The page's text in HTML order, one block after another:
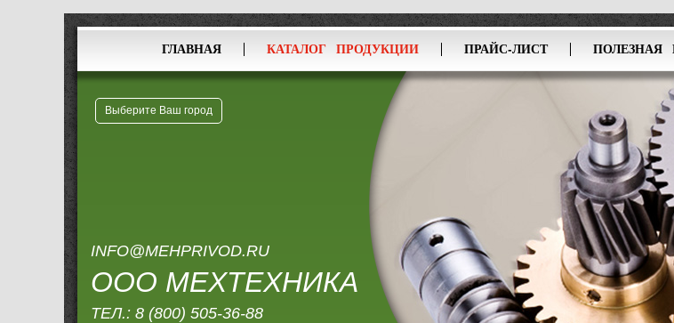
ГЛАВНАЯ КАТАЛОГ ПРОДУКЦИИ ПРАЙС-ЛИСТ ПОЛЕЗНАЯ
Выберите Ваш город
INFO@MEHPRIVOD.RU
ООО МЕХТЕХНИКА
ТЕЛ.: 8 (800) 505-36-88